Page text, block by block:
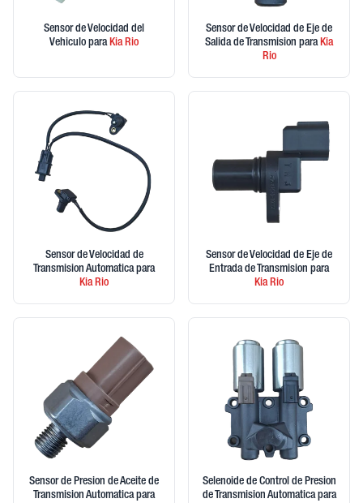
Sensor de Velocidad del
Vehiculo paraKiaRio
Sensor de Velocidad de Eje de
Salida de Transmision paraKia
Rio
Sensor de Velocidad de
Transmision Automatica para
KiaRio
Sensor de Velocidad de Eje de
Entrada de Transmision para
KiaRio
Sensor de Presion de Aceite de
Transmision Automatica para
Selenoide de Control de Presion
de Transmision Automatica para